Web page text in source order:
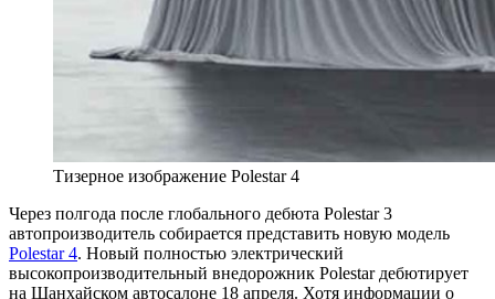
Тизерное изображение Polestar 4
Через полгода после глобального дебюта Polestar 3
автопроизводитель собирается представить новую модель
Polestar 4. Новый полностью электрический
высокопроизводительный внедорожник Polestar дебютирует
на Шанхайском автосалоне 18 апреля. Хотя информации о